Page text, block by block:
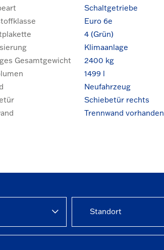
Schaltgetriebe
Euro 6e
4 (Grün)
Klimaanlage
Gesamtgewicht
2400 kg
1499 l
Neufahrzeug
Schiebetür rechts
Trennwand vorhanden
Standort